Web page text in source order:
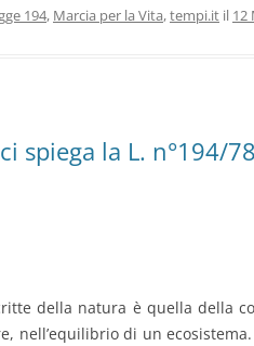
194, Marcia per la Vita,tempi.it il 12
spiega la L. n°194/
della natura è quella della
nell’equilibrio di un